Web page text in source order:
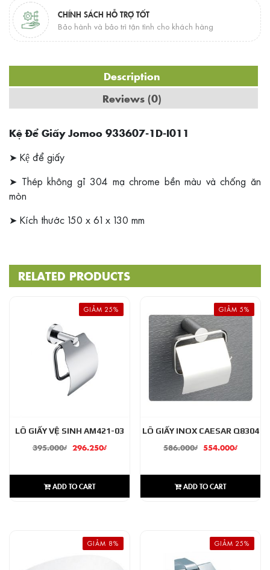
CHÍNH SÁCH HỖ TRỢ TỐT
Bảo hành và bảo trì tận tình cho khách hàng
Description
Reviews (0)
Kệ Để Giấy Jomoo 933607-1D-I011
➤ Kệ để giấy
➤ Thép không gỉ 304 mạ chrome bền màu và chống ăn
mòn
➤ Kích thước 150 x 61 x 130 mm
RELATED PRODUCTS
GIẢM 25%
LÔ GIẤY VỆ SINH AM421-03
395.000₫ 296.250₫
ADD TO CART
GIẢM 5%
LÔ GIẤY INOX CAESAR Q8304
586.000₫ 554.000₫
ADD TO CART
GIẢM 8% GIẢM 25%